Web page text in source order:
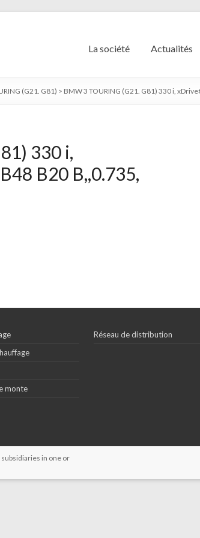
La société Actualités
(G21. G81) > BMW 3 TOURING (G21. G81) 330 i,
330 i,
B20 B,,0.735,
monte
Réseau de distribution
in one or